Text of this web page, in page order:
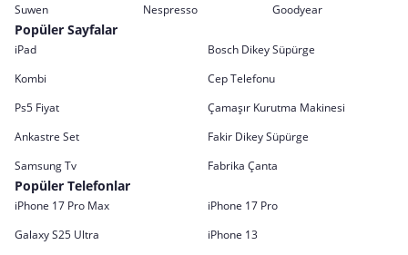
Suwen Nespresso Goodyear
Popüler Sayfalar
iPad
Bosch Dikey Süpürge
Kombi
Cep Telefonu
Ps5 Fiyat
Çamaşır Kurutma Makinesi
Ankastre Set
Fakir Dikey Süpürge
Samsung Tv
Fabrika Çanta
Popüler Telefonlar
iPhone 17 Pro Max
iPhone 17 Pro
Galaxy S25 Ultra
iPhone 13